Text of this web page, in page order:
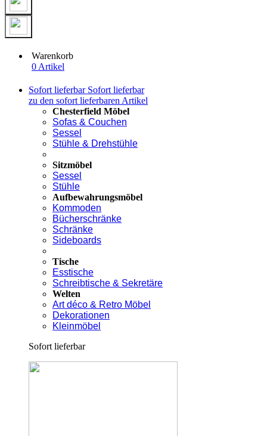
Warenkorb
0 Artikel
Sofort lieferbar Sofort lieferbar
zu den sofort lieferbaren Artikel
Chesterfield Möbel
Sofas & Couchen
Sessel
Stühle & Drehstühle
Sitzmöbel
Sessel
Stühle
Aufbewahrungsmöbel
Kommoden
Bücherschränke
Schränke
Sideboards
Tische
Esstische
Schreibtische & Sekretäre
Welten
Art déco & Retro Möbel
Dekorationen
Kleinmöbel
Sofort lieferbar